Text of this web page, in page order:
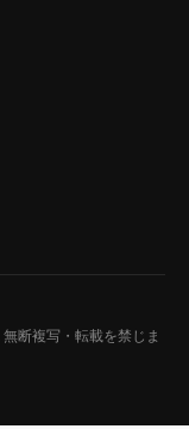
無断複写・転載を禁じま